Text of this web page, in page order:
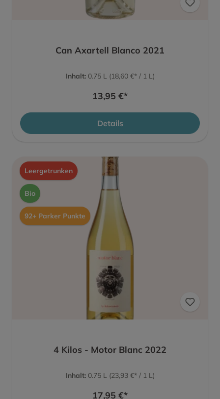
Can Axartell Blanco 2021
Inhalt: 0.75 L (18,60 €* / 1 L)
13,95 €*
Details
Leergetrunken
Bio
92+ Parker Punkte
4 Kilos - Motor Blanc 2022
Inhalt: 0.75 L (23,93 €* / 1 L)
17,95 €*